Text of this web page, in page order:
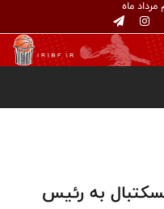
ماه
به رئیس